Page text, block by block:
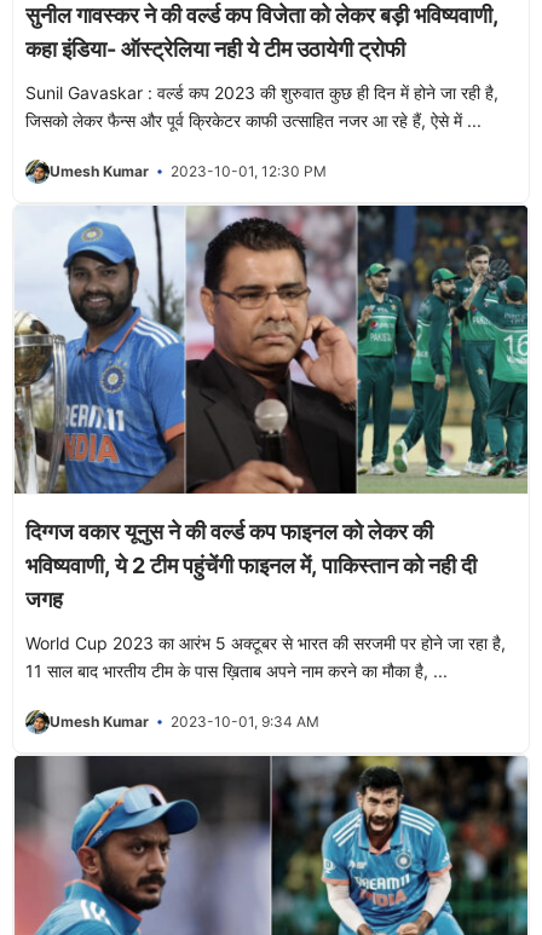
सुनील गावस्कर ने की वर्ल्ड कप विजेता को लेकर बड़ी भविष्यवाणी,
कहा इंडिया- ऑस्ट्रेलिया नही ये टीम उठायेगी ट्रोफी
Sunil Gavaskar : वर्ल्ड कप 2023 की शुरुवात कुछ ही दिन में होने जा रही है,
जिसको लेकर फैन्स और पूर्व क्रिकेटर काफी उत्साहित नजर आ रहे हैं, ऐसे में ...
Umesh Kumar 2023-10-01, 12:30 PM
दिग्गज वकार यूनुस ने की वर्ल्ड कप फाइनल को लेकर की
भविष्यवाणी, ये 2 टीम पहुंचेंगी फाइनल में, पाकिस्तान को नही दी
जगह
World Cup 2023 का आरंभ 5 अक्टूबर से भारत की सरजमी पर होने जा रहा है,
11 साल बाद भारतीय टीम के पास ख़िताब अपने नाम करने का मौका है, ...
Umesh Kumar 2023-10-01, 9:34 AM